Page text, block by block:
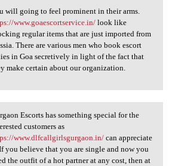
will going to feel
will going to feel prominent in their arms.
www.goaescortservice.in/look like
regular items that are just imported from
There are various men who book escort
in Goa secretively in light of the fact that
make certain about our organization.
Escorts has something
Escorts has something special for the
customers as
www.dlfcallgirlsgurgaon.in/can appreciate
you believe that you are single and now you
the outfit of a hot partner at any cost, then at